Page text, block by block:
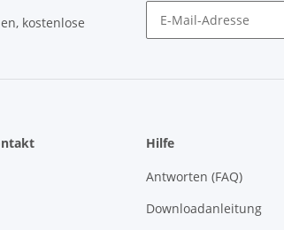
kostenlose
Hilfe
Antworten (FAQ)
Downloadanleitung